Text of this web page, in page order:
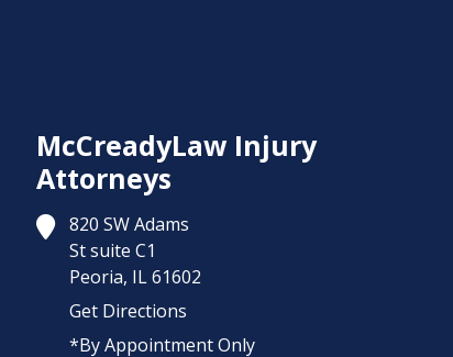
McCreadyLaw Injury
Attorneys
820 SW Adams
St suite C1
Peoria, IL 61602
Get Directions
*By Appointment Only